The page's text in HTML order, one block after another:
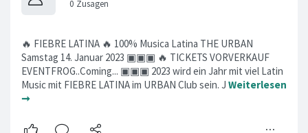
🔥 FIEBRE LATINA 🔥 100% Musica Latina THE URBAN
Samstag 14. Januar 2023 ▣▣▣ 🔥 TICKETS VORVERKAUF
EVENTFROG..Coming... ▣▣▣ 2023 wird ein Jahr mit viel Latin
Music mit FIEBRE LATINA im URBAN Club sein. J Weiterlesen
➞